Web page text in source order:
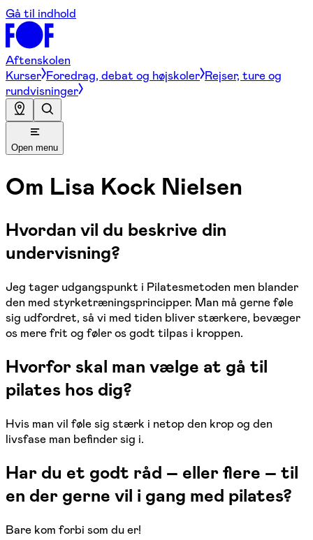
Gå til indhold
Aftenskolen
Kurser Foredrag, debat og højskoler Rejser, ture og
rundvisninger
Open menu
Om Lisa Kock Nielsen
Hvordan vil du beskrive din
undervisning?
Jeg tager udgangspunkt i Pilatesmetoden men blander
den med styrketræningsprincipper. Man må gerne føle
sig udfordret, så vi med tiden bliver stærkere, bevæger
os mere frit og føler os godt tilpas i kroppen.
Hvorfor skal man vælge at gå til
pilates hos dig?
Hvis man vil føle sig stærk i netop den krop og den
livsfase man befinder sig i.
Har du et godt råd – eller flere – til
en der gerne vil i gang med pilates?
Bare kom forbi som du er!